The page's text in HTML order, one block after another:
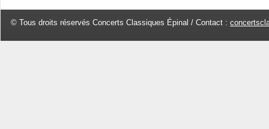
© Tous droits réservés Concerts Classiques Épinal / Contact :